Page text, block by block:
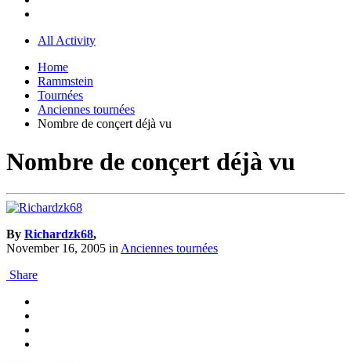
All Activity
Home
Rammstein
Tournées
Anciennes tournées
Nombre de conçert déjà vu
Nombre de conçert déjà vu
By Richardzk68,
November 16, 2005 inAnciennes tournées
Share